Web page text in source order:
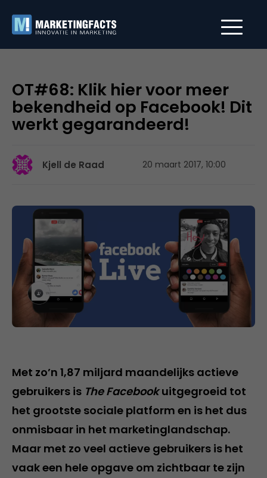
OT#68: Klik hier voor meer
bekendheid op Facebook! Dit
werkt gegarandeerd!
Kjell de Raad 20 maart 2017, 10:00
Met zo’n 1,87 miljard maandelijks actieve
gebruikers is The Facebookuitgegroeid tot
het grootste sociale platform en is het dus
onmisbaar in het marketinglandschap.
Maar met zo veel actieve gebruikers is het
vaak een hele opgave om zichtbaar te zijn